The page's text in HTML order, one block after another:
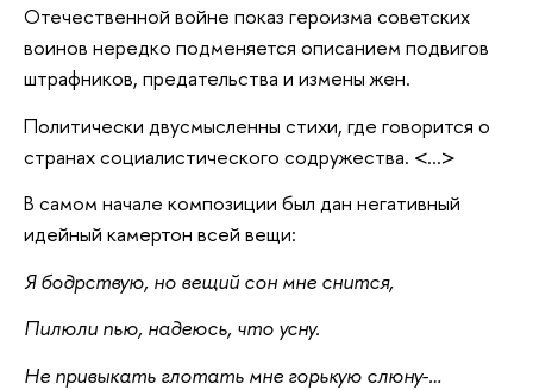
Отечественной войне показ героизма советских
воинов нередко подменяется описанием подвигов
штрафников, предательства и измены жен.
Политически двусмысленны стихи, где говорится о
странах социалистического содружества. <...>
В самом начале композиции был дан негативный
идейный камертон всей вещи:
Я бодрствую, но вещий сон мне снится,
Пилюли пью, надеюсь, что усну.
Не привыкать глотать мне горькую слюну-…